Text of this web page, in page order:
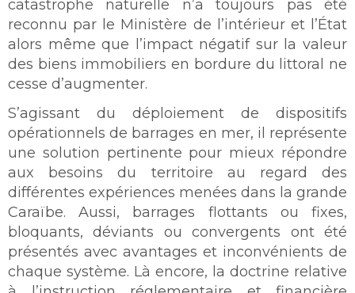
catastrophe naturelle n’a toujours pas été
reconnu par le Ministère de l’intérieur et l’État
alors même que l’impact négatif sur la valeur
des biens immobiliers en bordure du littoral ne
cesse d’augmenter.
S’agissant du déploiement de dispositifs
opérationnels de barrages en mer, il représente
une solution pertinente pour mieux répondre
aux besoins du territoire au regard des
différentes expériences menées dans la grande
Caraïbe. Aussi, barrages flottants ou fixes,
bloquants, déviants ou convergents ont été
présentés avec avantages et inconvénients de
chaque système. Là encore, la doctrine relative